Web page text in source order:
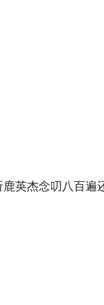
英杰念叨八百遍